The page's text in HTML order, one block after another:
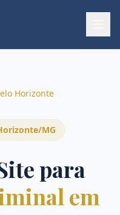
Horizonte
/MG
para
em